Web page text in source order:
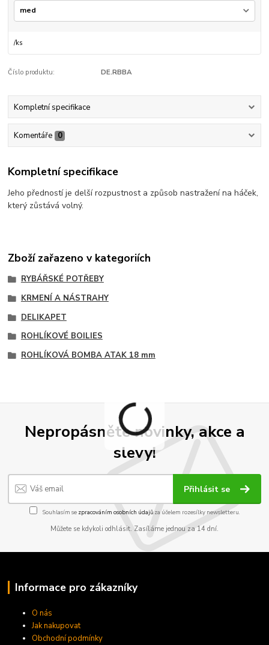
/ks
Číslo produktu: DE.RBBA
Kompletní specifikace
Komentáře 0
Kompletní specifikace
Jeho předností je delší rozpustnost a způsob nastražení na háček,
který zůstává volný.
Zboží zařazeno v kategoriích
RYBÁŘSKÉ POTŘEBY
KRMENÍ A NÁSTRAHY
DELIKAPET
ROHLÍKOVÉ BOILIES
ROHLÍKOVÁ BOMBA ATAK 18 mm
Nepropásněte novinky, akce a
slevy!
Přihlásit se
Souhlasím se zpracováním osobních údajůza účelem rozesílky newsletteru.
Můžete se kdykoli odhlásit. Zasíláme jednou za 14 dní.
Informace pro zákazníky
O nás
Jak nakupovat
Obchodní podmínky